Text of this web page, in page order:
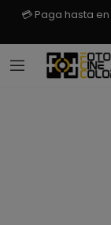
💳 Paga hasta en